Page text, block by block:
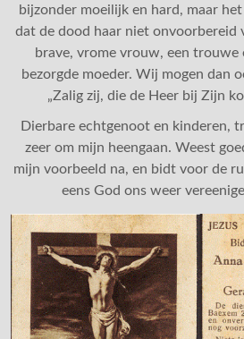
bijzonder moeilijk en hard, maar
dat de dood haar niet onvoorbereid
brave, vrome vrouw, een trouwe
bezorgde moeder. Wij mogen dan
„Zalig zij, die de Heer bij Zijn
Dierbare echtgenoot en kinderen,
zeer om mijn heengaan. Weest
mijn voorbeeld na, en bidt voor de
eens God ons weer